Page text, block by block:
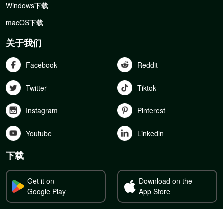
Windows下载
macOS下载
关于我们
Facebook Reddit
Twitter Tiktok
Instagram Pinterest
Youtube Linkedln
下载
Get it on
Google Play
Download on the
App Store